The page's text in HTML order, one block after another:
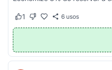
Este cupom funcionou
1 Este cupom não funcionou
6usos